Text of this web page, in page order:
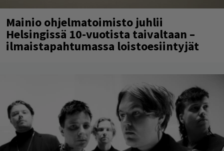
Mainio ohjelmatoimisto juhlii
Helsingissä 10-vuotista taivaltaan –
ilmaistapahtumassa loistoesiintyjät